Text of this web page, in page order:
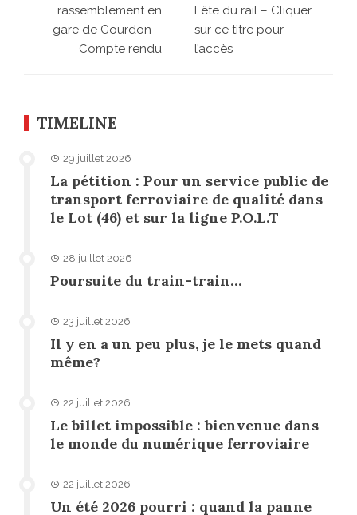
rassemblement en
gare de Gourdon –
Compte rendu
Fête du rail – Cliquer
sur ce titre pour
l’accès
TIMELINE
29 juillet 2026
La pétition : Pour un service public de
transport ferroviaire de qualité dans
le Lot (46) et sur la ligne P.O.L.T
28 juillet 2026
Poursuite du train-train…
23 juillet 2026
Il y en a un peu plus, je le mets quand
même?
22 juillet 2026
Le billet impossible : bienvenue dans
le monde du numérique ferroviaire
22 juillet 2026
Un été 2026 pourri : quand la panne